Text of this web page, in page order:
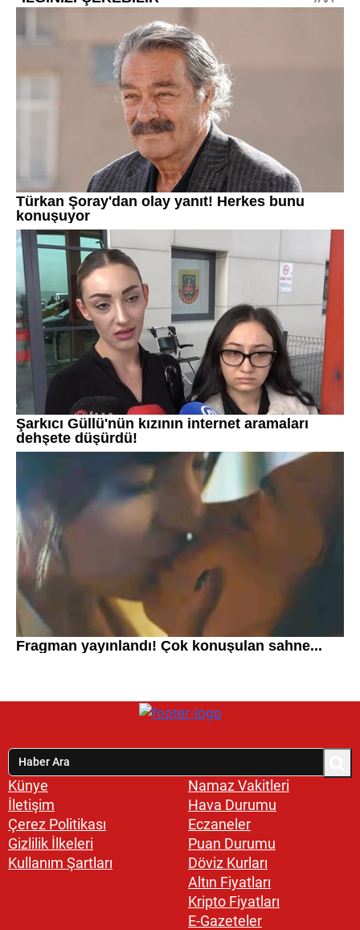
Künye
İletişim
Çerez Politikası
Gizlilik İlkeleri
Kullanım Şartları
Namaz Vakitleri
Hava Durumu
Eczaneler
Puan Durumu
Döviz Kurları
Altın Fiyatları
Kripto Fiyatları
E-Gazeteler